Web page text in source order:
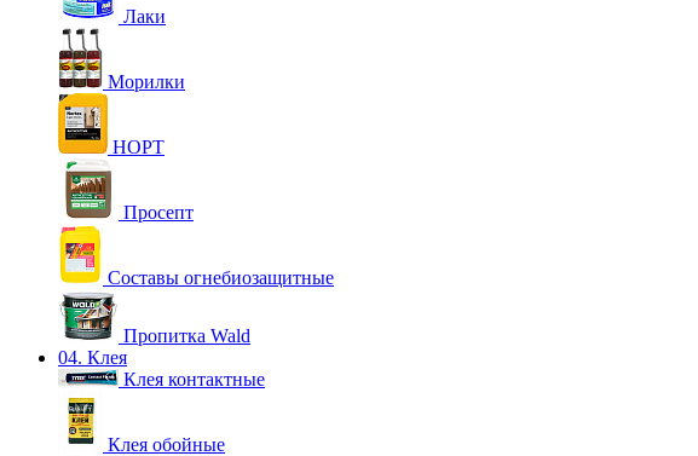
Лаки
Морилки
НОРТ
Просепт
Составы огнебиозащитные
Пропитка Wald
04. Клея
Клея контактные
Клея обойные